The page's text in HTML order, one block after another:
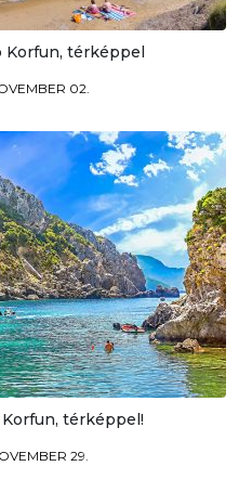
Korfun, térképpel
02.
térképpel!
29.